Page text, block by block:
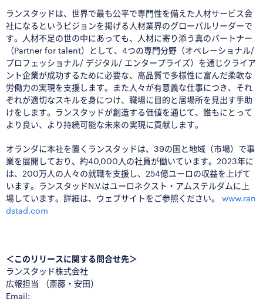
ランスタッドは、世界で最も公平で専門性を備えた人材サービス会
社になるというビジョンを掲げる人材業界のグローバルリーダーで
す。人材不足の世の中にあっても、人材に寄り添う真のパートナー
（Partner for talent）として、4つの専門分野（オペレーショナル/
プロフェッショナル/ デジタル/ エンタープライズ）を通じクライア
ント企業が成功するために必要な、高品質で多様性に富んだ柔軟な
労働力の実現を支援します。また人々が有意義な仕事につき、それ
ぞれが適切なスキルを身につけ、職場に目的と居場所を見出す手助
けをします。ランスタッドが創造する価値を通じて、誰もにとって
より良い、より持続可能な未来の実現に貢献します。
オランダに本社を置くランスタッドは、39の国と地域（市場）で事
業を展開しており、約40,000人の社員が働いています。2023年に
は、200万人の人々の就職を支援し、254億ユーロの収益を上げて
います。ランスタッドN.V.はユーロネクスト・アムステルダムに上
場しています。詳細は、ウェブサイトをご参照ください。 www.ran
dstad.com
＜このリリースに関する問合せ先＞
ランスタッド株式会社
広報担当 （斎藤・安田）
Email: